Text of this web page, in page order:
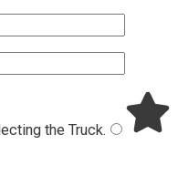
the Truck.